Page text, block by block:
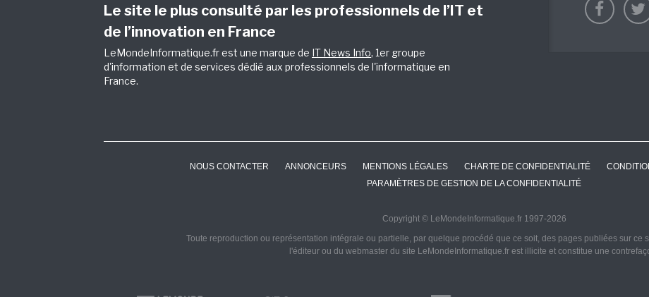
Le site le plus consulté par les professionnels de l’IT et
de l’innovation en France
LeMondeInformatique.fr est une marque de IT News Info, 1er groupe
d'information et de services dédié aux professionnels de l'informatique en
France.
NOUS CONTACTER ANNONCEURS MENTIONS LÉGALES CHARTE DE CONFIDENTIALITÉ
PARAMÈTRES DE GESTION DE LA CONFIDENTIALITÉ
Copyright © LeMondeInformatique.fr 1997-2026
Toute reproduction ou représentation intégrale ou partielle, par quelque procédé que ce soit, des pages publiées sur ce
l'éditeur ou du webmaster du site LeMondeInformatique.fr est illicite et constitue une